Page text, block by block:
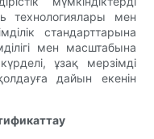
технологиялары мен
стандарттарына
мен масштабына
ұзақ мерзімді
дайын екенін